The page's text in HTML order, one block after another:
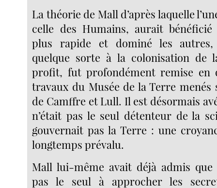
La théorie de Mall d’après laquelle
celle des Humains, aurait bénéficié
plus rapide et dominé les autres,
quelque sorte à la colonisation de
profit, fut profondément remise en
travaux du Musée de la Terre
de Camffre et Lull. Il est désormais
n’était pas le seul détenteur de la
gouvernait pas la Terre : une
longtemps prévalu.
Mall lui-même avait déjà admis que
pas le seul à approcher les